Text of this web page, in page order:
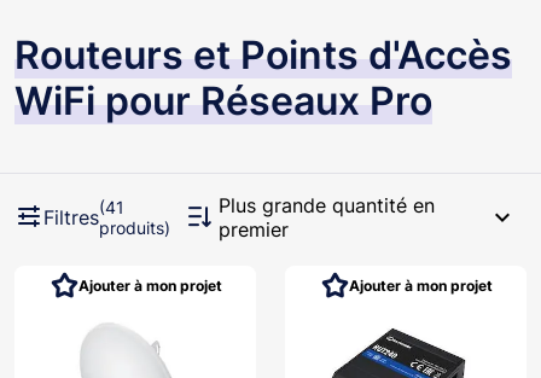
Routeurs et Points d'Accès
WiFi pour Réseaux Pro
Filtres(41
produits)
Plus grande quantité en
premier
expand_more
Ajouter à mon projet Ajouter à mon projet